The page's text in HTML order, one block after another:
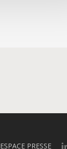
ESPACE PRESSE